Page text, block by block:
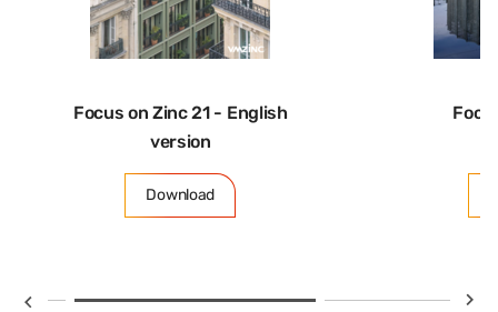
Focus on Zinc 21 - English
version
Download